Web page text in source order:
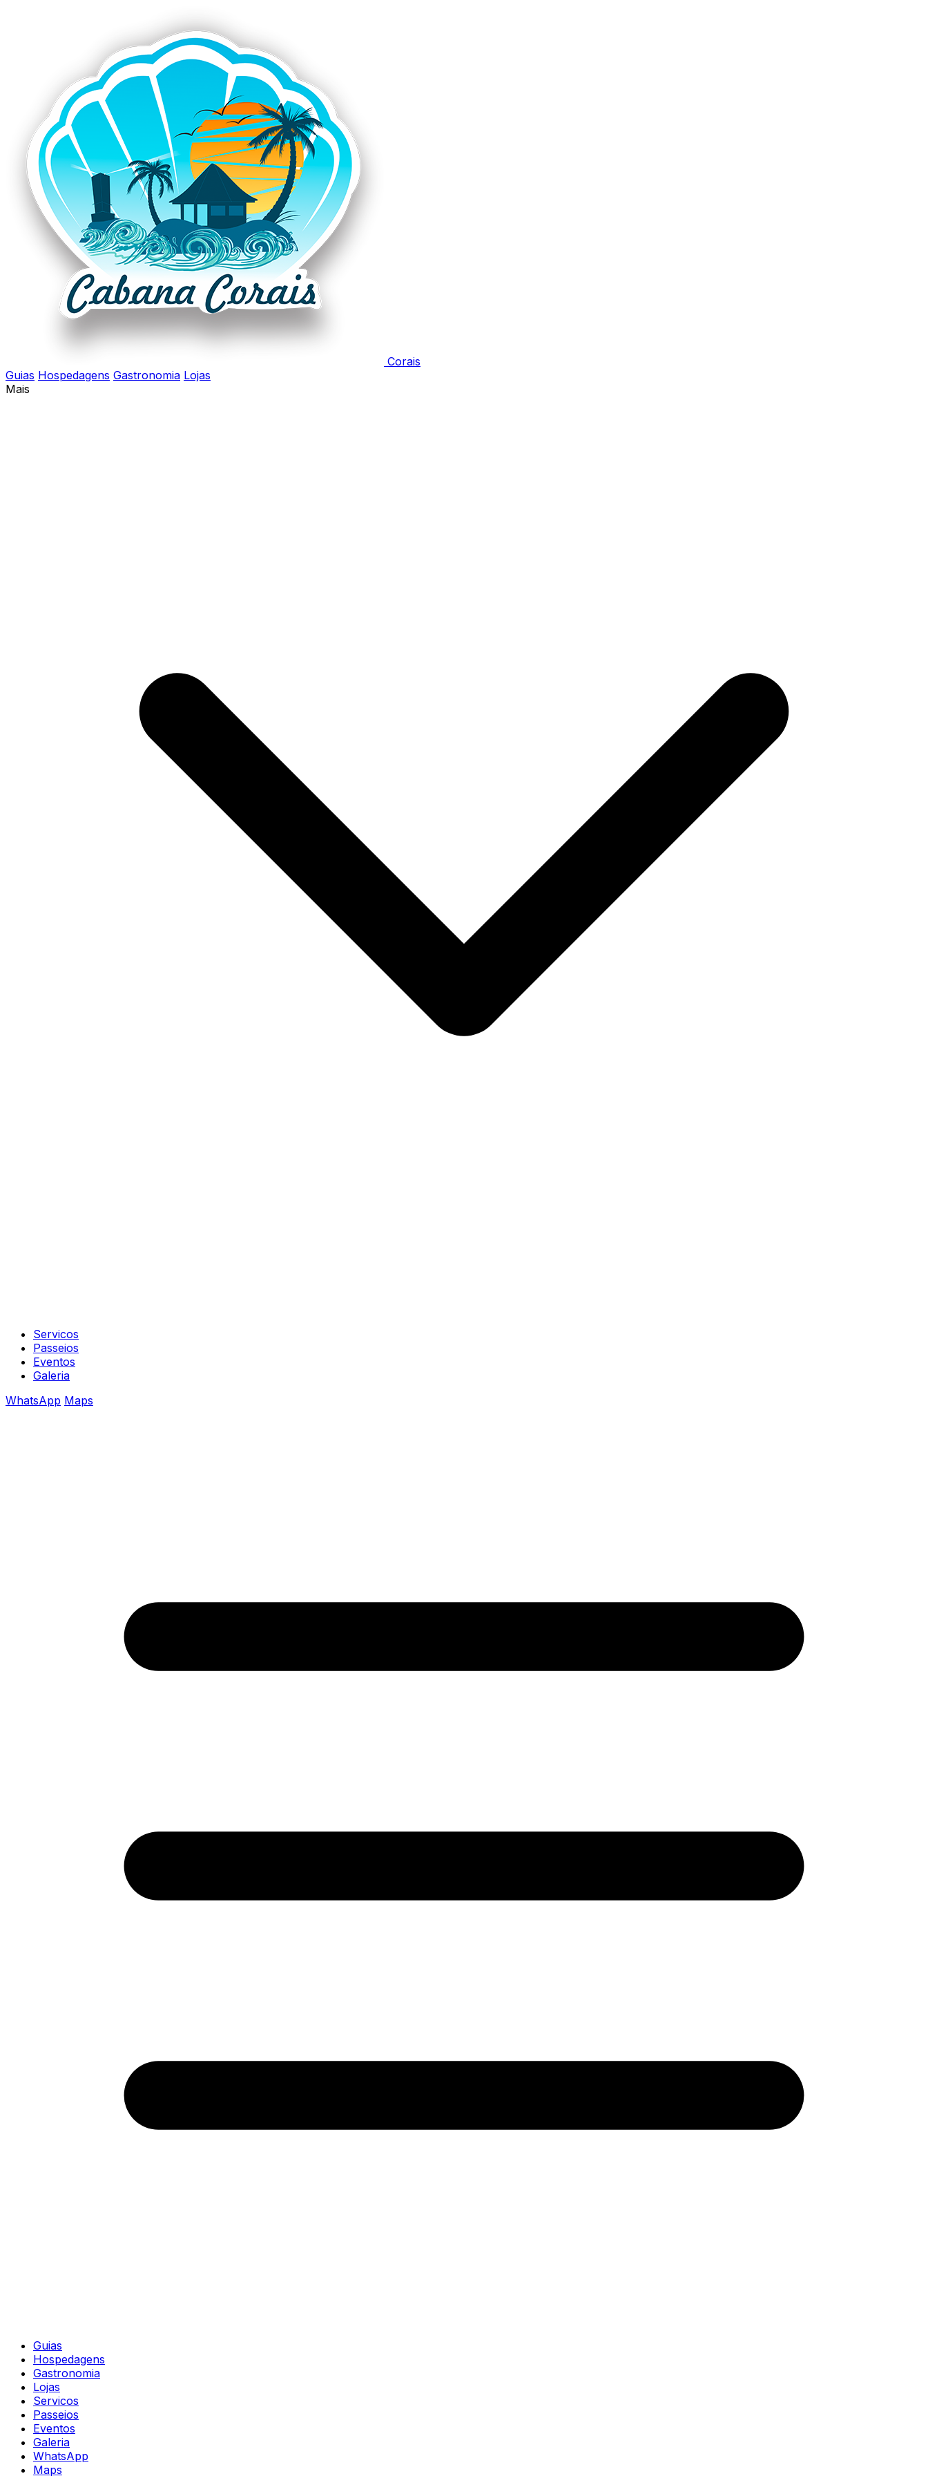
Corais
Guias Hospedagens Gastronomia Lojas
Mais
Servicos
Passeios
Eventos
Galeria
WhatsApp Maps
Guias
Hospedagens
Gastronomia
Lojas
Servicos
Passeios
Eventos
Galeria
WhatsApp
Maps